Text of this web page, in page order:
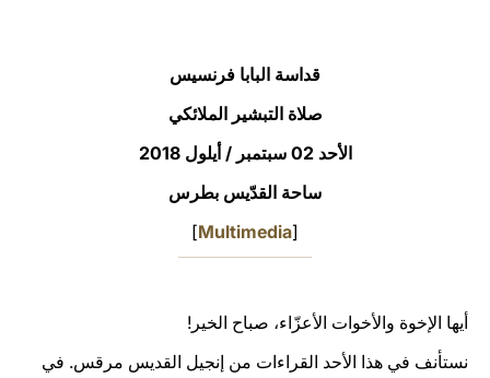
LATINE
قداسة البابا فرنسيس
صلاة التبشير الملائكي
الأحد 02 سبتمبر / أيلول 2018
ساحة القدّيس بطرس
[
Multimedia
]
أيها الإخوة والأخوات الأعزّاء، صباح الخير!
نستأنف في هذا الأحد القراءات من إنجيل القديس مرقس. في